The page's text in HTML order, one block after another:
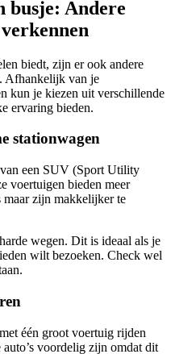
busje: Andere
biedt, zijn er ook andere
Afhankelijk van je
kun je kiezen uit verschillende
ervaring bieden.
stationwagen
een SUV (Sport Utility
voertuigen bieden meer
maar zijn makkelijker te
wegen. Dit is ideaal als je
wilt bezoeken. Check wel
één groot voertuig rijden
voordelig zijn omdat dit